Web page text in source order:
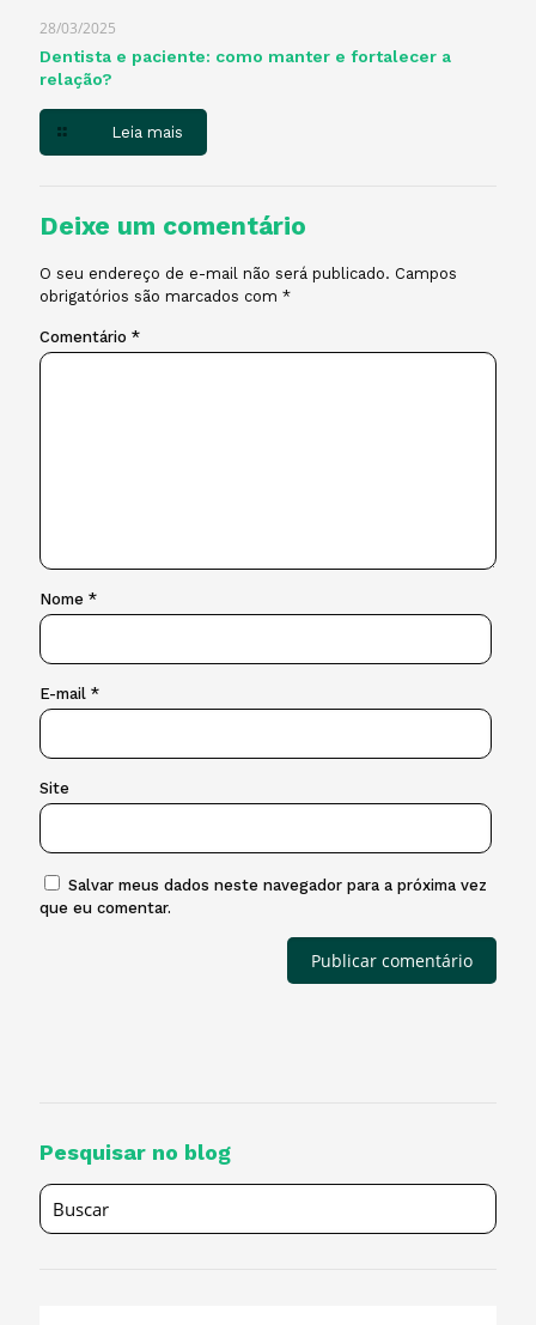
28/03/2025
Dentista e paciente: como manter e fortalecer a
relação?
Leia mais
Deixe um comentário
O seu endereço de e-mail não será publicado. Campos
obrigatórios são marcados com *
Comentário *
Nome *
E-mail *
Site
Salvar meus dados neste navegador para a próxima vez
que eu comentar.
Pesquisar no blog